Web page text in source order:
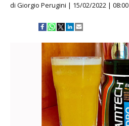
di Giorgio Perugini | 15/02/2022 | 08:00